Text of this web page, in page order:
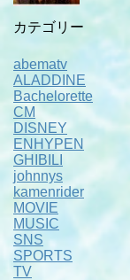
カテゴリー
abematv
ALADDINE
Bachelorette
CM
DISNEY
ENHYPEN
GHIBILI
johnnys
kamenrider
MOVIE
MUSIC
SNS
SPORTS
TV